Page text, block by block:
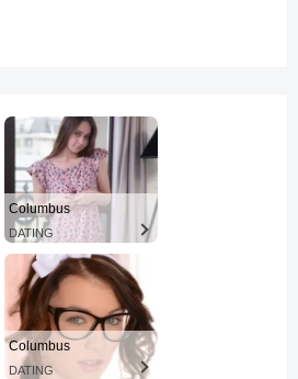
Columbus
DATING
Columbus
DATING